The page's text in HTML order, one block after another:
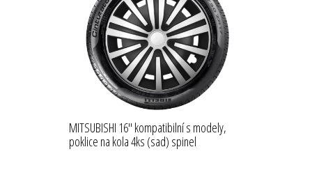
MITSUBISHI 16'' kompatibilní s modely,
poklice na kola 4ks (sad) spinel